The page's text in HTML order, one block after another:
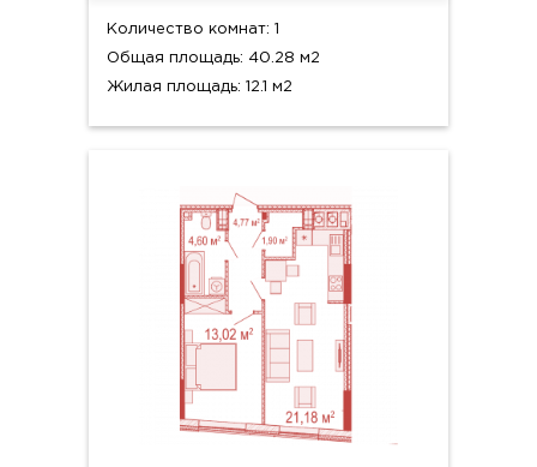
Количество комнат: 1
Общая площадь: 40.28 м2
Жилая площадь: 12.1 м2